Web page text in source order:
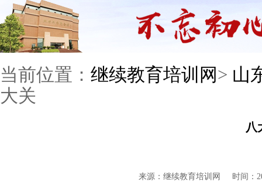
当前位置： 继续教育培训网> 山
大关
八
来源：继续教育培训网 时间：